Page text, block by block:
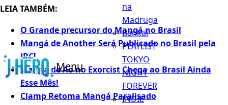
Menu
na
Madruga
Bankai
PLAYLIST
TOKYO
NIGHT
FOREVER
INDIE
LEIA TAMBÉM:
O Grande precursor do Mangá no Brasil
Mangá de Another Será Publicado no Brasil pela
JBC!
Mangá de Ao no Exorcist Chega ao Brasil Ainda
Esse Mês!
Clamp Retoma Mangá Paralisado